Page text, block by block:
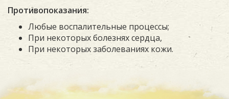
Противопоказания:
Любые воспалительные процессы;
При некоторых болезнях сердца,
При некоторых заболеваниях кожи.